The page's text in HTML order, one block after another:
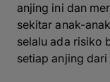
anjing ini dan
sekitar anak-
selalu ada risiko
setiap anjing